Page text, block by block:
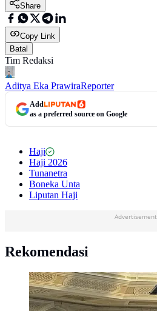
Share
Copy Link
Batal
Tim Redaksi
Aditya Eka PrawiraReporter
Add
as a preferred source on Google
Haji
Haji 2026
Tunanetra
Boneka Unta
Liputan Haji
Advertisement
Rekomendasi